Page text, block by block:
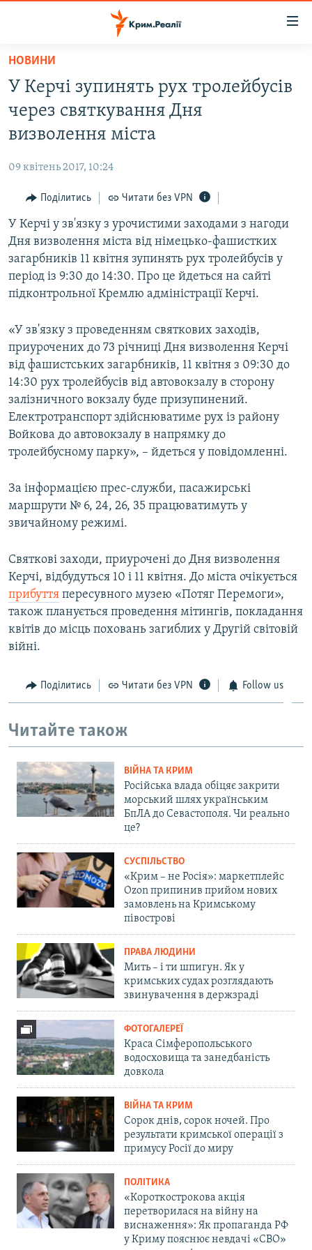
Перейти
основного
матеріалу
Перейти
до
основної
Перейти
пошуку
ВОДА.КРИМ
ВІДЕО ТА ФОТО
БЛОГИ
ПОГЛЯД
ІНТЕРВ'Ю
ВСЕ ЗА ДЕНЬ
СПЕЦПРОЕКТИ
ДЕПОРТАЦІЯ
ВІДЕОУРОКИ «ELIFBE»
СВІДЧЕННЯ ОКУПАЦІЇ
УКРАЇНСЬКА ПРОБЛЕМА КРИМУ
ІНФОГРАФІКА
ЯК ОБІЙТИ БЛОКУВАННЯ
Русский
Qırımtatar
ДОЛУЧАЙСЯ!
НОВИНИ
У Керчі зупинять рух тролейбусів
через святкування Дня
визволення міста
09 квітень 2017, 10:24
Поділитись Читати без VPN
У Керчі у зв'язку з урочистими заходами з нагоди
Дня визволення міста від німецько-фашистких
загарбників 11 квітня зупинять рух тролейбусів у
період із 9:30 до 14:30. Про це йдеться на сайті
підконтрольної Кремлю адміністрації Керчі.
«У зв'язку з проведенням святкових заходів,
приурочених до 73 річниці Дня визволення Керчі
від фашистських загарбників, 11 квітня з 09:30 до
14:30 рух тролейбусів від автовокзалу в сторону
залізничного вокзалу буде призупинений.
Електротранспорт здійснюватиме рух із району
Войкова до автовокзалу в напрямку до
тролейбусному парку», – йдеться у повідомленні.
За інформацією прес-служби, пасажирські
маршрути № 6, 24, 26, 35 працюватимуть у
звичайному режимі.
Святкові заходи, приурочені до Дня визволення
Керчі, відбудуться 10 і 11 квітня. До міста очікується
прибуття пересувного музею «Потяг Перемоги»,
також планується проведення мітингів, покладання
квітів до місць поховань загиблих у Другій світовій
війні.
Поділитись Читати без VPN Follow us
Читайте також
ВІЙНА ТА КРИМ
Російська влада обіцяє закрити
морський шлях українським
БпЛА до Севастополя. Чи реально
це?
СУСПІЛЬСТВО
«Крим – не Росія»: маркетплейс
Ozon припинив прийом нових
замовлень на Кримському
півострові
ПРАВА ЛЮДИНИ
Мить – і ти шпигун. Як у
кримських судах розглядають
звинувачення в держзраді
ФОТОГАЛЕРЕЇ
Краса Сімферопольського
водосховища та занедбаність
довкола
ВІЙНА ТА КРИМ
Сорок днів, сорок ночей. Про
результати кримської операції з
примусу Росії до миру
ПОЛІТИКА
«Короткострокова акція
перетворилася на війну на
виснаження»: Як пропаганда РФ
у Криму пояснює невдачі «СВО»